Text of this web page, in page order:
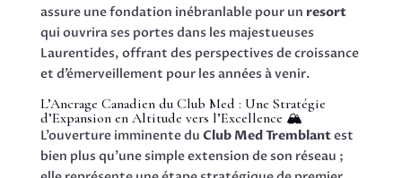
assure une fondation inébranlable pour un resort
qui ouvrira ses portes dans les majestueuses
Laurentides, offrant des perspectives de croissance
et d’émerveillement pour les années à venir.
L’Ancrage Canadien du Club Med : Une Stratégie
d’Expansion en Altitude vers l’Excellence 🏔️
L’ouverture imminente du Club Med Tremblantest
bien plus qu’une simple extension de son réseau ;